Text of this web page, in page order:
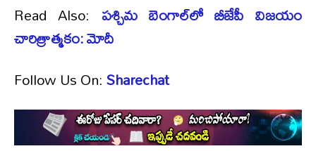
Read Also:పశ్చిమ బెంగాల్‌లో బీజేపీ విజయం
చారిత్రాత్మకం: మోదీ
Follow Us On:Sharechat